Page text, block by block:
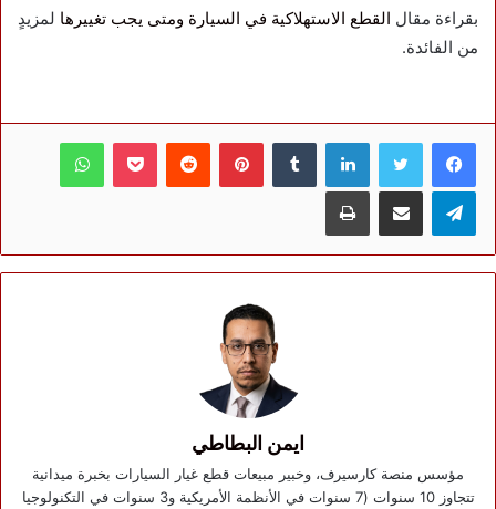
بقراءة مقال القطع الاستهلاكية في السيارة ومتى يجب تغييرها لمزيدٍ
من الفائدة.
فيسبوك تويتر لينكدإن بينتيريست بوكيت واتساب
تيلقرام مشاركة عبر البريد طباعة
ايمن البطاطي
مؤسس منصة كارسيرف، وخبير مبيعات قطع غيار السيارات بخبرة ميدانية
تتجاوز 10 سنوات (7 سنوات في الأنظمة الأمريكية و3 سنوات في التكنولوجيا